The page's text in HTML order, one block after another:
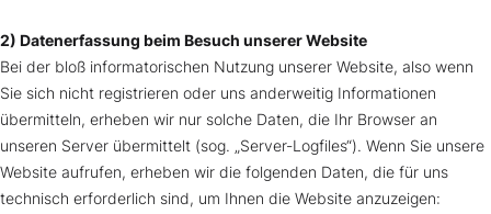
2) Datenerfassung beim Besuch unserer Website
Bei der bloß informatorischen Nutzung unserer Website, also wenn
Sie sich nicht registrieren oder uns anderweitig Informationen
übermitteln, erheben wir nur solche Daten, die Ihr Browser an
unseren Server übermittelt (sog. „Server-Logfiles“). Wenn Sie unsere
Website aufrufen, erheben wir die folgenden Daten, die für uns
technisch erforderlich sind, um Ihnen die Website anzuzeigen: